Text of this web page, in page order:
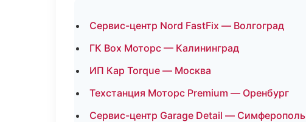
Сервис-центр Nord FastFix — Волгоград
ГК Box Моторс — Калининград
ИП Кар Torque — Москва
Техстанция Моторс Premium — Оренбург
Сервис-центр Garage Detail — Симферополь